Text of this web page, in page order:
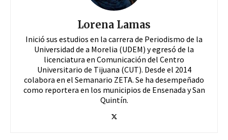
Lorena Lamas
Inició sus estudios en la carrera de Periodismo de la
Universidad de a Morelia (UDEM) y egresó de la
licenciatura en Comunicación del Centro
Universitario de Tijuana (CUT). Desde el 2014
colabora en el Semanario ZETA. Se ha desempeñado
como reportera en los municipios de Ensenada y San
Quintín.